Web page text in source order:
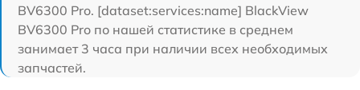
BV6300 Pro. [dataset:services:name] BlackView
BV6300 Pro по нашей статистике в среднем
занимает 3 часа при наличии всех необходимых
запчастей.